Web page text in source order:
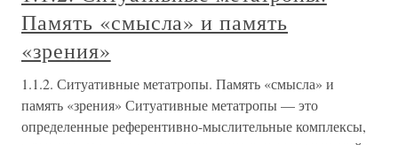
Память «смысла» и память
«зрения»
1.1.2. Ситуативные метатропы. Память «смысла» и
память «зрения» Ситуативные метатропы — это
определенные референтивно-мыслительные комплексы,